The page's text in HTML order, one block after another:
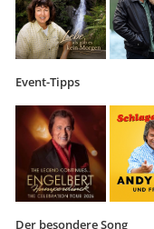
Event-Tipps
Der besondere Song